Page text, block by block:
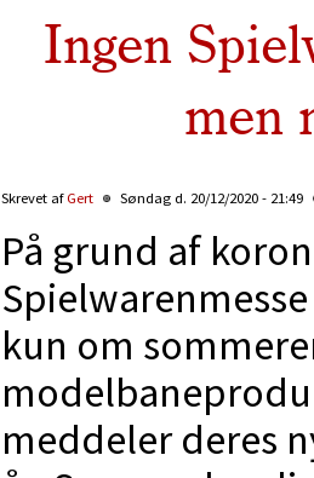
Ingen
men
Skrevet af Gert Søndag d. 20/12/2020 - 21:49
På grund af
kun om
meddeler deres